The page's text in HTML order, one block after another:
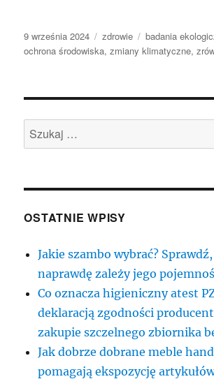
Data
publikacji
9 września 2024 Kategorie
zdrowie Tagi
badania
ochrona środowiska,zmiany klimatyczne,
Szukaj:
OSTATNIE WPISY
Jakie szambo wybrać?
naprawdę zależy jego
Co oznacza higieniczny atest
deklaracją zgodności
zakupie szczelnego zbiornika
Jak dobrze dobrane meble
pomagają ekspozycję